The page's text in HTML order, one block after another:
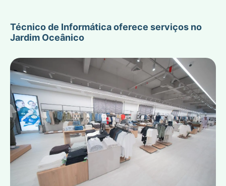
Técnico de Informática oferece serviços no
Jardim Oceânico